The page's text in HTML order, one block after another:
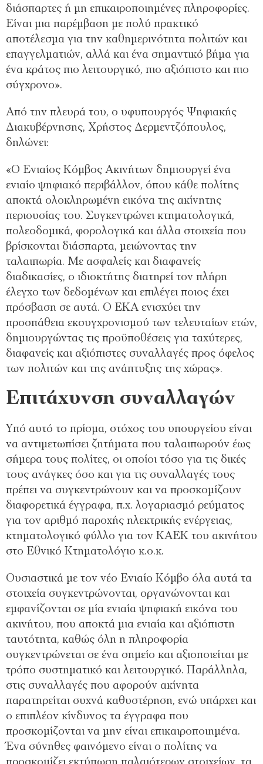
διάσπαρτες ή μη επικαιροποιημένες πληροφορίες.
Είναι μια παρέμβαση με πολύ πρακτικό
αποτέλεσμα για την καθημερινότητα πολιτών και
επαγγελματιών, αλλά και ένα σημαντικό βήμα για
ένα κράτος πιο λειτουργικό, πιο αξιόπιστο και πιο
σύγχρονο».
Από την πλευρά του, ο υφυπουργός Ψηφιακής
Διακυβέρνησης, Χρήστος Δερμεντζόπουλος,
δηλώνει:
«Ο Ενιαίος Κόμβος Ακινήτων δημιουργεί ένα
ενιαίο ψηφιακό περιβάλλον, όπου κάθε πολίτης
αποκτά ολοκληρωμένη εικόνα της ακίνητης
περιουσίας του. Συγκεντρώνει κτηματολογικά,
πολεοδομικά, φορολογικά και άλλα στοιχεία που
βρίσκονται διάσπαρτα, μειώνοντας την
ταλαιπωρία. Με ασφαλείς και διαφανείς
διαδικασίες, ο ιδιοκτήτης διατηρεί τον πλήρη
έλεγχο των δεδομένων και επιλέγει ποιος έχει
πρόσβαση σε αυτά. Ο ΕΚΑ ενισχύει την
προσπάθεια εκσυγχρονισμού των τελευταίων ετών,
δημιουργώντας τις προϋποθέσεις για ταχύτερες,
διαφανείς και αξιόπιστες συναλλαγές προς όφελος
των πολιτών και της ανάπτυξης της χώρας».
Επιτάχυνση συναλλαγών
Υπό αυτό το πρίσμα, στόχος του υπουργείου είναι
να αντιμετωπίσει ζητήματα που ταλαιπωρούν έως
σήμερα τους πολίτες, οι οποίοι τόσο για τις δικές
τους ανάγκες όσο και για τις συναλλαγές τους
πρέπει να συγκεντρώνουν και να προσκομίζουν
διαφορετικά έγγραφα, π.χ. λογαριασμό ρεύματος
για τον αριθμό παροχής ηλεκτρικής ενέργειας,
κτηματολογικό φύλλο για τον ΚΑΕΚ του ακινήτου
στο Εθνικό Κτηματολόγιο κ.ο.κ.
Ουσιαστικά με τον νέο Ενιαίο Κόμβο όλα αυτά τα
στοιχεία συγκεντρώνονται, οργανώνονται και
εμφανίζονται σε μία ενιαία ψηφιακή εικόνα του
ακινήτου, που αποκτά μια ενιαία και αξιόπιστη
ταυτότητα, καθώς όλη η πληροφορία
συγκεντρώνεται σε ένα σημείο και αξιοποιείται με
τρόπο συστηματικό και λειτουργικό. Παράλληλα,
στις συναλλαγές που αφορούν ακίνητα
παρατηρείται συχνά καθυστέρηση, ενώ υπάρχει και
ο επιπλέον κίνδυνος τα έγγραφα που
προσκομίζονται να μην είναι επικαιροποιημένα.
Ένα σύνηθες φαινόμενο είναι ο πολίτης να